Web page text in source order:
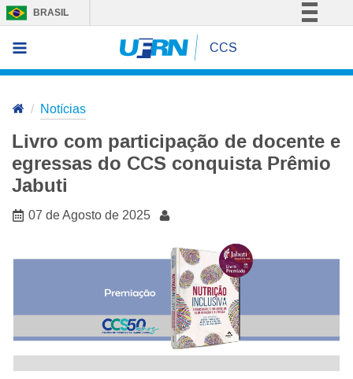
BRASIL
Legislação
Canais
CCS
Notícias
Livro com participação de docente e
egressas do CCS conquista Prêmio
Jabuti
07 de Agosto de 2025